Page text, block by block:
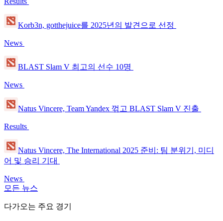
Korb3n, gotthejuice를 2025년의 발견으로 선정
News
BLAST Slam V 최고의 선수 10명
News
Natus Vincere, Team Yandex 꺾고 BLAST Slam V 진출
Results
Natus Vincere, The International 2025 준비: 팀 분위기, 미디
어 및 승리 기대
News
모든 뉴스
다가오는 주요 경기